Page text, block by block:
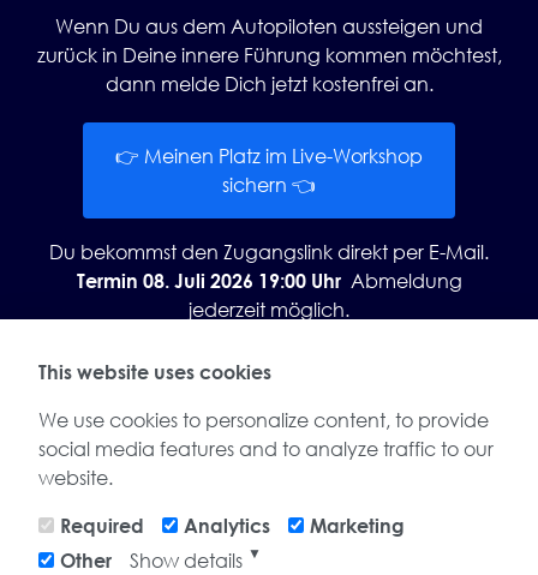
This website uses cookies
We use cookies to personalize content, to provide
social media features and to analyze traffic to our
website.
Required Analytics
Marketing
Other
Show details ▼
Wenn Du aus dem Autopiloten aussteigen und
zurück in Deine innere Führung kommen möchtest,
dann melde Dich jetzt kostenfrei an.
👉 Meinen Platz im Live-Workshop
sichern 👈
Du bekommst den Zugangslink direkt per E-Mail.
Termin 08. Juli 2026 19:00 Uhr Abmeldung
jederzeit möglich.